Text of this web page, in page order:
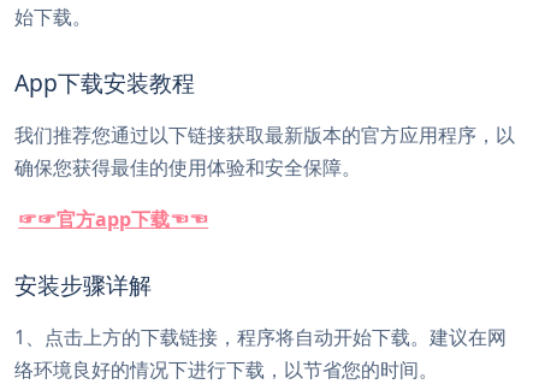
始下载。
App下载安装教程
我们推荐您通过以下链接获取最新版本的官方应用程序，以
确保您获得最佳的使用体验和安全保障。
☞☞官方app下载☜☜
安装步骤详解
1、点击上方的下载链接，程序将自动开始下载。建议在网
络环境良好的情况下进行下载，以节省您的时间。